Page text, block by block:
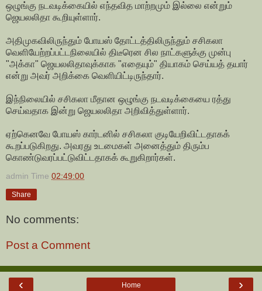
ஒழுங்கு நடவடிக்கையில் எந்தவித மாற்றமும் இல்லை என்றும்
ஜெயலலிதா கூறியுள்ளார்.
அதிமுகவிலிருந்தும் போயஸ் தோட்டத்திலிருந்தும் சசிகலா
வெளியேற்றப்பட்டநிலையில் திடீரென சில நாட்களுக்கு முன்பு
"அக்கா" ஜெயலலிதாவுக்காக "எதையும்" தியாகம் செய்யத் தயார்
என்று அவர் அறிக்கை வெளியிட்டிருந்தார்.
இந்நிலையில் சசிகலா மீதான ஒழுங்கு நடவடிக்கையை ரத்து
செய்வதாக இன்று ஜெயலலிதா அறிவித்துள்ளார்.
ஏற்கெனவே போயஸ் கார்டனில் சசிகலா குடியேறிவிட்டதாகக்
கூறப்படுகிறது. அவரது உடமைகள் அனைத்தும் திரும்ப
கொண்டுவரப்பட்டுவிட்டதாகக் கூறுகிறார்கள்.
admin Time 02:49:00
Share
No comments:
Post a Comment
‹ ›
Home